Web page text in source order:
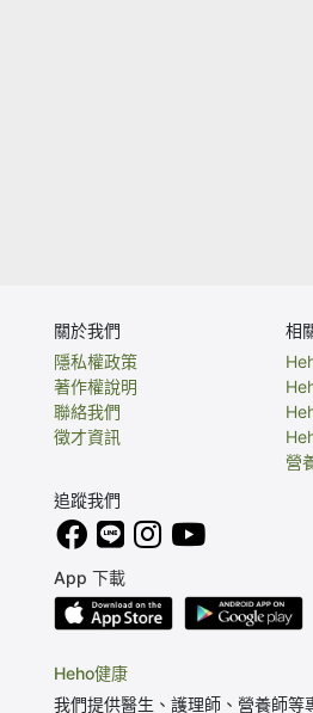
關於我們
隱私權政策
著作權說明
聯絡我們
徵才資訊
相
營
追蹤我們
App 下載
Heho健康
我們提供醫生、護理師、營養師等